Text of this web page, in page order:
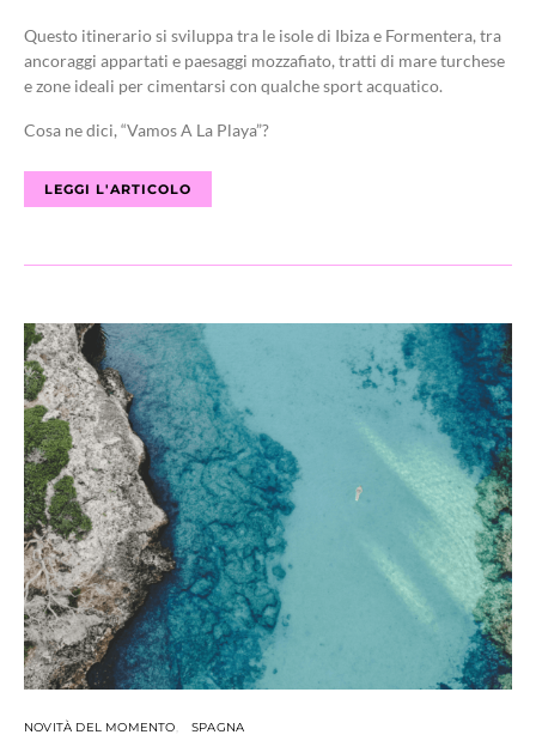
Questo itinerario si sviluppa tra le isole di Ibiza e Formentera, tra
ancoraggi appartati e paesaggi mozzafiato, tratti di mare turchese
e zone ideali per cimentarsi con qualche sport acquatico.
Cosa ne dici, “Vamos A La Playa”?
LEGGI L'ARTICOLO
NOVITÀ DEL MOMENTO SPAGNA